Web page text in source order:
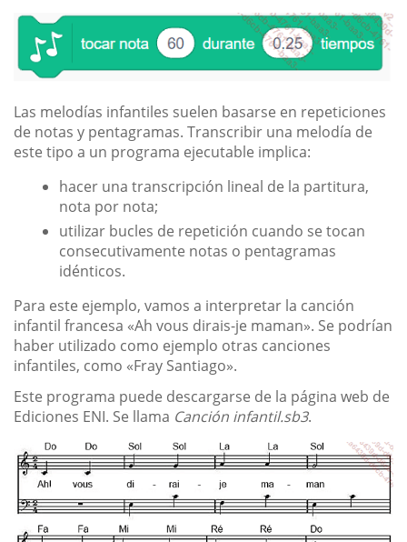
Las melodías infantiles suelen basarse en repeticiones
de notas y pentagramas. Transcribir una melodía de
este tipo a un programa ejecutable implica:
hacer una transcripción lineal de la partitura,
nota por nota;
utilizar bucles de repetición cuando se tocan
consecutivamente notas o pentagramas
idénticos.
Para este ejemplo, vamos a interpretar la canción
infantil francesa «Ah vous dirais-je maman». Se podrían
haber utilizado como ejemplo otras canciones
infantiles, como «Fray Santiago».
Este programa puede descargarse de la página web de
Ediciones ENI. Se llama Canción infantil.sb3.